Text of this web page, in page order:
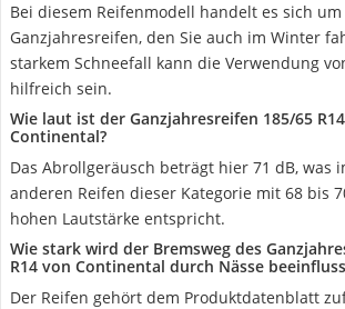
Bei diesem Reifenmodell handelt es sich
Ganzjahresreifen, den Sie auch im Winter
starkem Schneefall kann die Verwendung
hilfreich sein.
Wie laut ist der Ganzjahresreifen 185/65
Continental?
Das Abrollgeräusch beträgt hier 71 dB, was
anderen Reifen dieser Kategorie mit 68 bis
hohen Lautstärke entspricht.
Wie stark wird der Bremsweg des
R14 von Continental durch Nässe
Der Reifen gehört dem Produktdatenblatt